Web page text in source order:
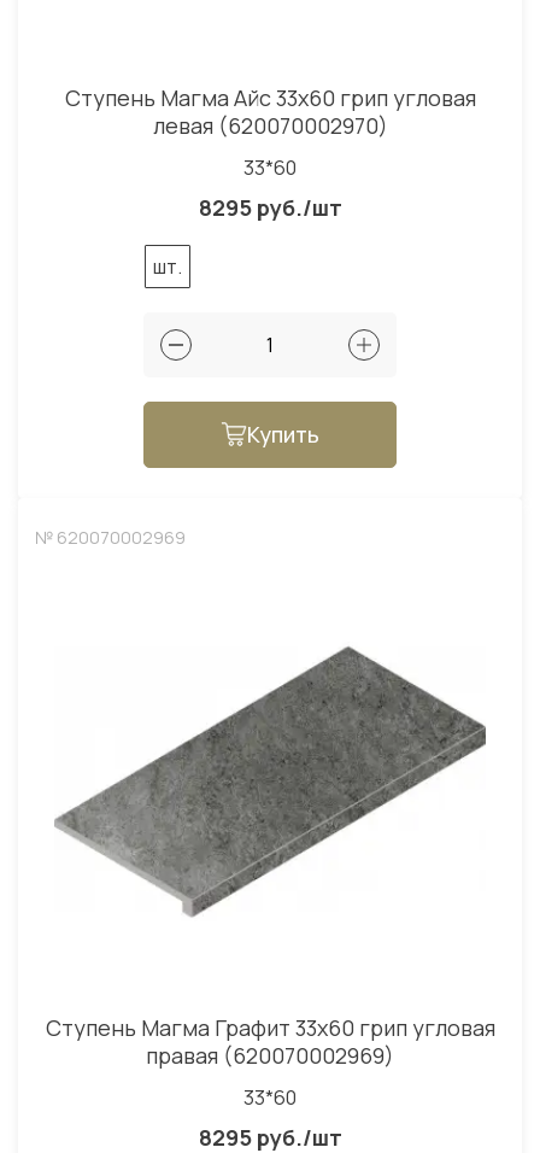
Ступень Магма Айс 33x60 грип угловая
левая (620070002970)
33*60
8295 руб./шт
шт.
Купить
№ 620070002969
Ступень Магма Графит 33x60 грип угловая
правая (620070002969)
33*60
8295 руб./шт